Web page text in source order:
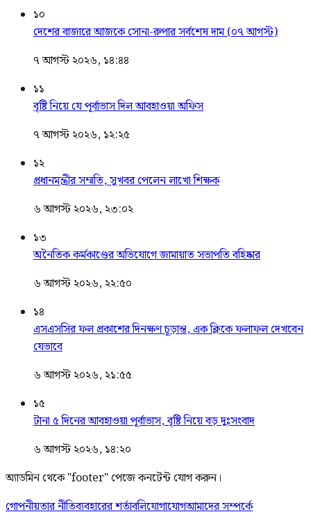
১০
দেশের বাজারে আজকে সোনা-রুপার সর্বশেষ দাম (০৭ আগস্ট)
৭ আগস্ট ২০২৬, ১৪:৪৪
১১
বৃষ্টি নিয়ে যে পূর্বাভাস দিল আবহাওয়া অফিস
৭ আগস্ট ২০২৬, ১২:২৫
১২
প্রধানমন্ত্রীর সম্মতি, সুখবর পেলেন লাখো শিক্ষক
৬ আগস্ট ২০২৬, ২৩:০২
১৩
অনৈতিক কর্মকাণ্ডের অভিযোগে জামায়াত সভাপতি বহিষ্কার
৬ আগস্ট ২০২৬, ২২:৫০
১৪
এসএসসির ফল প্রকাশের দিনক্ষণ চূড়ান্ত, এক ক্লিকে ফলাফল দেখবেন
যেভাবে
৬ আগস্ট ২০২৬, ২১:৫৫
১৫
টানা ৫ দিনের আবহাওয়া পূর্বাভাস, বৃষ্টি নিয়ে বড় দুঃসংবাদ
৬ আগস্ট ২০২৬, ১৪:২০
অ্যাডমিন থেকে "footer" পেজে কনটেন্ট যোগ করুন।
গোপনীয়তার নীতিব্যবহারের শর্তাবলিযোগাযোগআমাদের সম্পর্কে